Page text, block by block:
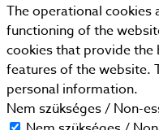
The operational cookies
functioning of the
cookies that provide the
features of the website.
personal information.
Nem szükséges / Non-